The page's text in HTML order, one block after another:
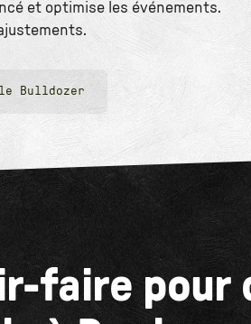
et optimise les événements.
Bulldozer
faire pour